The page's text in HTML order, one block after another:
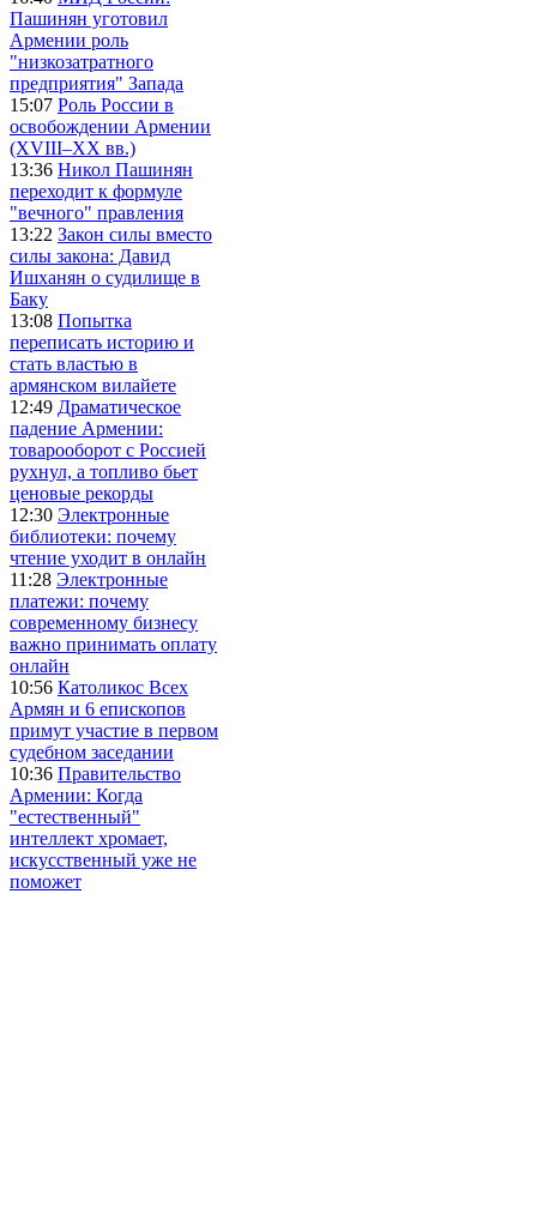
Пашинян уготовил
Армении роль
"низкозатратного
предприятия" Запада
15:07 Роль России в
освобождении Армении
(XVIII–XX вв.)
13:36 Никол Пашинян
переходит к формуле
"вечного" правления
13:22 Закон силы вместо
силы закона: Давид
Ишханян о судилище в
Баку
13:08 Попытка
переписать историю и
стать властью в
армянском вилайете
12:49 Драматическое
падение Армении:
товарооборот с Россией
рухнул, а топливо бьет
ценовые рекорды
12:30 Электронные
библиотеки: почему
чтение уходит в онлайн
11:28 Электронные
платежи: почему
современному бизнесу
важно принимать оплату
онлайн
10:56 Католикос Всех
Армян и 6 епископов
примут участие в первом
судебном заседании
10:36 Правительство
Армении: Когда
"естественный"
интеллект хромает,
искусственный уже не
поможет